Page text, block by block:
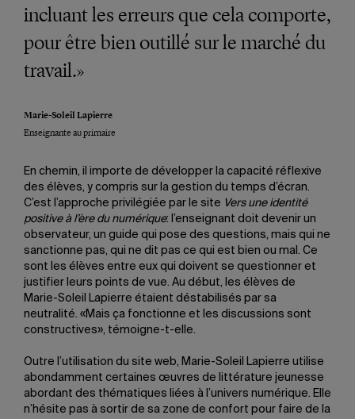
incluant les erreurs que cela comporte,
pour être bien outillé sur le marché du
travail.»
Marie-Soleil Lapierre
Enseignante au primaire
En chemin, il importe de développer la capacité réflexive
des élèves, y compris sur la gestion du temps d’écran.
C’est l’approche privilégiée par le site Vers une identité
positive à l’ère du numérique: l’enseignant doit devenir un
observateur, un guide qui pose des questions, mais qui ne
sanctionne pas, qui ne dit pas ce qui est bien ou mal. Ce
sont les élèves entre eux qui doivent se questionner et
justifier leurs points de vue. Au début, les élèves de
Marie-Soleil Lapierre étaient déstabilisés par sa
neutralité. «Mais ça fonctionne et les discussions sont
constructives», témoigne-t-elle.
Outre l’utilisation du site web, Marie-Soleil Lapierre utilise
abondamment certaines œuvres de littérature jeunesse
abordant des thématiques liées à l’univers numérique. Elle
n’hésite pas à sortir de sa zone de confort pour faire de la